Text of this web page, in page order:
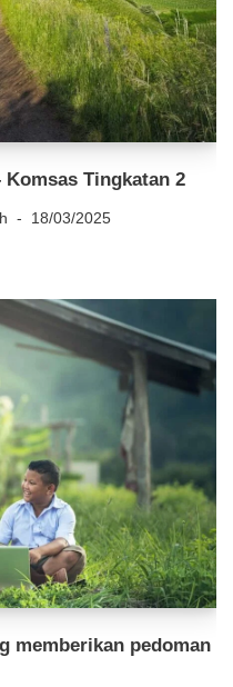
Komsas Tingkatan 2
18/03/2025
memberikan pedoman